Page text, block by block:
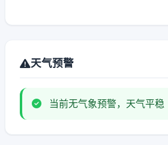
天气预警
当前无气象预警，天气平稳